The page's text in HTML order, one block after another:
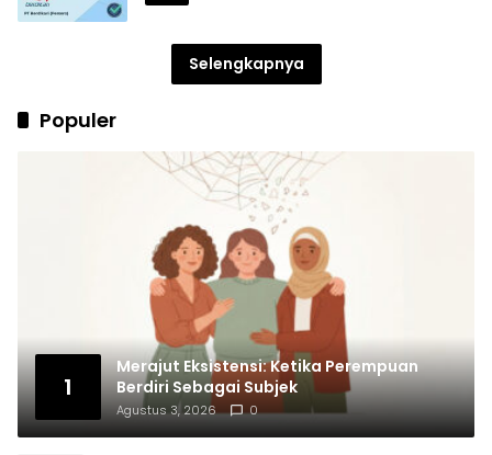
Selengkapnya
Populer
1
Merajut Eksistensi: Ketika Perempuan
Berdiri Sebagai Subjek
Agustus 3, 2026 0